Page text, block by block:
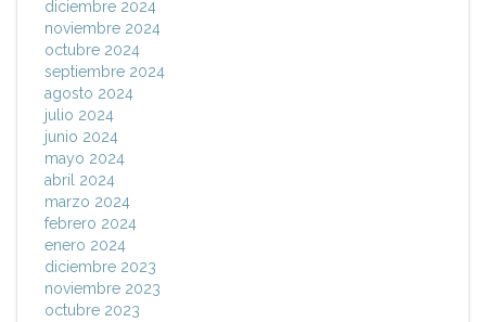
diciembre 2024
noviembre 2024
octubre 2024
septiembre 2024
agosto 2024
julio 2024
junio 2024
mayo 2024
abril 2024
marzo 2024
febrero 2024
enero 2024
diciembre 2023
noviembre 2023
octubre 2023